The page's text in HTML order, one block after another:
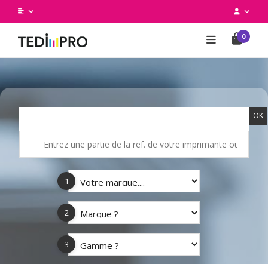
0
OK
1
2
3